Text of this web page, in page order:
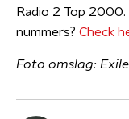
Radio 2 Top
nummers? Check
Foto omslag: